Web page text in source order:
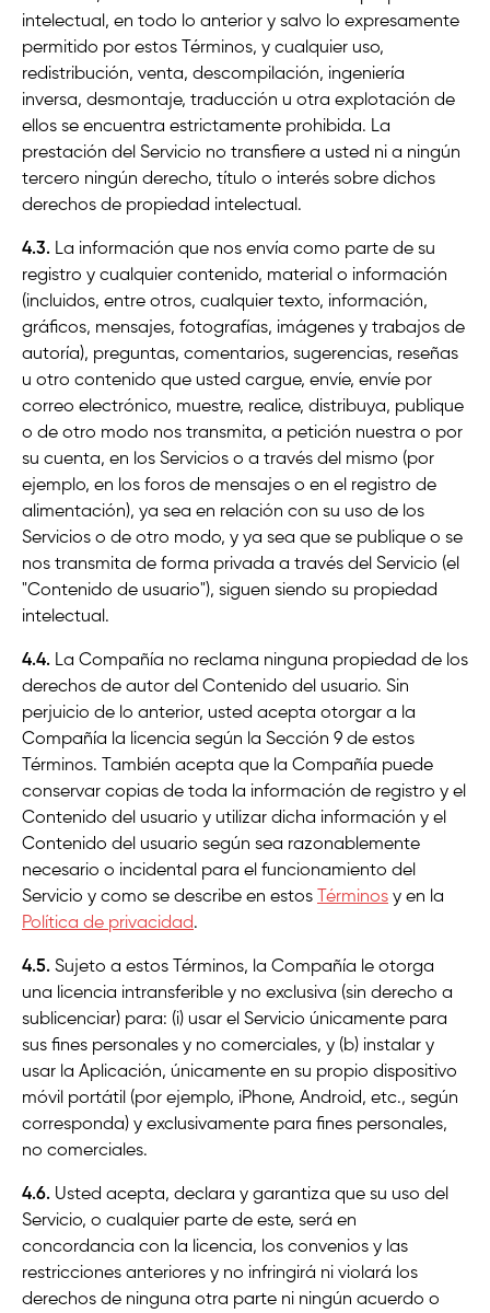
intelectual, en todo lo anterior y salvo lo expresamente
permitido por estos Términos, y cualquier uso,
redistribución, venta, descompilación, ingeniería
inversa, desmontaje, traducción u otra explotación de
ellos se encuentra estrictamente prohibida. La
prestación del Servicio no transfiere a usted ni a ningún
tercero ningún derecho, título o interés sobre dichos
derechos de propiedad intelectual.
4.3. La información que nos envía como parte de su
registro y cualquier contenido, material o información
(incluidos, entre otros, cualquier texto, información,
gráficos, mensajes, fotografías, imágenes y trabajos de
autoría), preguntas, comentarios, sugerencias, reseñas
u otro contenido que usted cargue, envíe, envíe por
correo electrónico, muestre, realice, distribuya, publique
o de otro modo nos transmita, a petición nuestra o por
su cuenta, en los Servicios o a través del mismo (por
ejemplo, en los foros de mensajes o en el registro de
alimentación), ya sea en relación con su uso de los
Servicios o de otro modo, y ya sea que se publique o se
nos transmita de forma privada a través del Servicio (el
"Contenido de usuario"), siguen siendo su propiedad
intelectual.
4.4. La Compañía no reclama ninguna propiedad de los
derechos de autor del Contenido del usuario. Sin
perjuicio de lo anterior, usted acepta otorgar a la
Compañía la licencia según la Sección 9 de estos
Términos. También acepta que la Compañía puede
conservar copias de toda la información de registro y el
Contenido del usuario y utilizar dicha información y el
Contenido del usuario según sea razonablemente
necesario o incidental para el funcionamiento del
Servicio y como se describe en estos
Términos y en la
Política de privacidad.
4.5. Sujeto a estos Términos, la Compañía le otorga
una licencia intransferible y no exclusiva (sin derecho a
sublicenciar) para: (i) usar el Servicio únicamente para
sus fines personales y no comerciales, y (b) instalar y
usar la Aplicación, únicamente en su propio dispositivo
móvil portátil (por ejemplo, iPhone, Android, etc., según
corresponda) y exclusivamente para fines personales,
no comerciales.
4.6. Usted acepta, declara y garantiza que su uso del
Servicio, o cualquier parte de este, será en
concordancia con la licencia, los convenios y las
restricciones anteriores y no infringirá ni violará los
derechos de ninguna otra parte ni ningún acuerdo o